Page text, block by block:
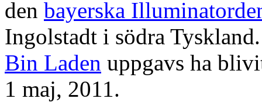
den bayerska
Ingolstadt i södra
Bin Laden uppgavs ha
1 maj, 2011.